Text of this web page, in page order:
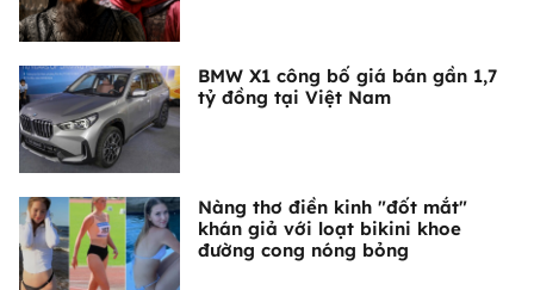
BMW X1 công bố giá bán gần 1,7
tỷ đồng tại Việt Nam
Nàng thơ điền kinh "đốt mắt"
khán giả với loạt bikini khoe
đường cong nóng bỏng